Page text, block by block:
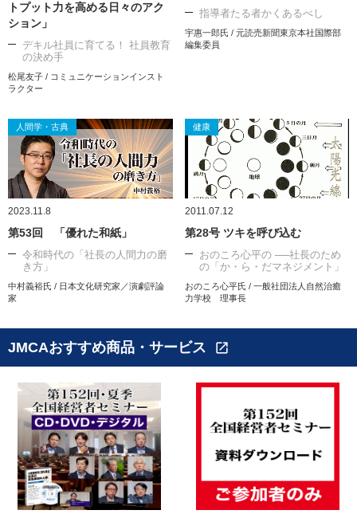
トプット力を高める日々のアク
ション」
デキル社員に育てる！ 社員教育
の決め手
松尾友子 / コミュニケーションインスト
ラクター
指導者たる者かくあるべし
宇惠一郎氏 / 元読売新聞東京本社国際部
編集委員
人間学・古典
2023.11.8
第53回 「優れた和紙」
令和時代の「社長の人間力の磨
き方」
中村義裕氏 / 日本文化研究家／演劇評論
家
健康
2011.07.12
第28号 ツキを呼び込む
おのころ心平の ──社長のため
の「か・ら・だマネジメント」
おのころ心平氏 / 一般社団法人自然治癒
力学校 理事長
JMCAおすすめ商品・サービス open_in_new